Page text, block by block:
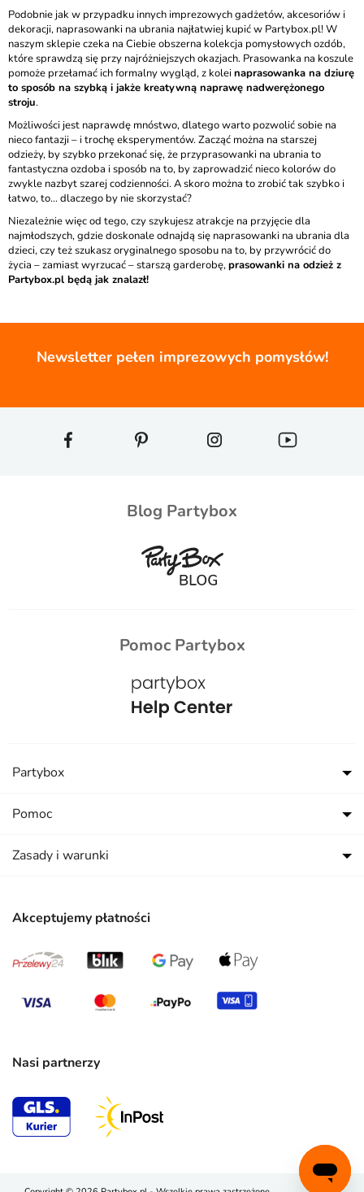
Podobnie jak w przypadku innych imprezowych gadżetów, akcesoriów i
dekoracji, naprasowanki na ubrania najłatwiej kupić w Partybox.pl! W
naszym sklepie czeka na Ciebie obszerna kolekcja pomysłowych ozdób,
które sprawdzą się przy najróżniejszych okazjach. Prasowanka na koszule
pomoże przełamać ich formalny wygląd, z koleinaprasowanka na dziurę
to sposób na szybką i jakże kreatywną naprawę nadwerężonego
stroju.
Możliwości jest naprawdę mnóstwo, dlatego warto pozwolić sobie na
nieco fantazji – i trochę eksperymentów. Zacząć można na starszej
odzieży, by szybko przekonać się, że przyprasowanki na ubrania to
fantastyczna ozdoba i sposób na to, by zaprowadzić nieco kolorów do
zwykle nazbyt szarej codzienności. A skoro można to zrobić tak szybko i
łatwo, to… dlaczego by nie skorzystać?
Niezależnie więc od tego, czy szykujesz atrakcje na przyjęcie dla
najmłodszych, gdzie doskonale odnajdą się naprasowanki na ubrania dla
dzieci, czy też szukasz oryginalnego sposobu na to, by przywrócić do
życia – zamiast wyrzucać – starszą garderobę,prasowanki na odzież z
Partybox.pl będą jak znalazł!
Newsletter pełen imprezowych pomysłów!
Blog Partybox
Pomoc Partybox
Akceptujemy płatności
Nasi partnerzy
Partybox
Pomoc
Zasady i warunki